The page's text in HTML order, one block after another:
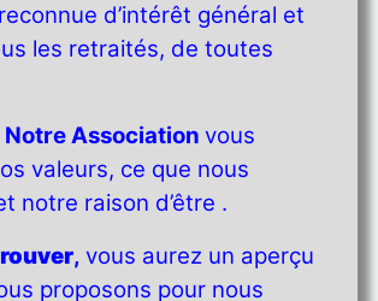
d’intérêt général et
les retraités, de toutes
Notre Association vous
valeurs, ce que nous
notre raison d’être .
, vous aurez un aperçu
proposons pour nous